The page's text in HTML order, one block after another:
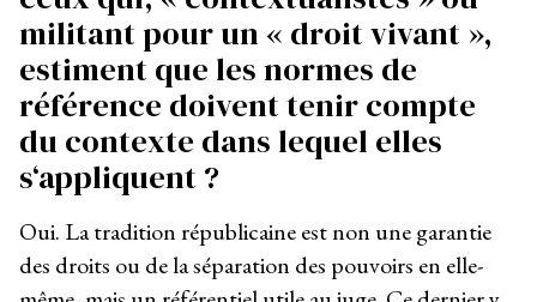
militant pour un « droit vivant »,
estiment que les normes de
référence doivent tenir compte
du contexte dans lequel elles
s‘appliquent ?
Oui. La tradition républicaine est non une garantie
des droits ou de la séparation des pouvoirs en elle-